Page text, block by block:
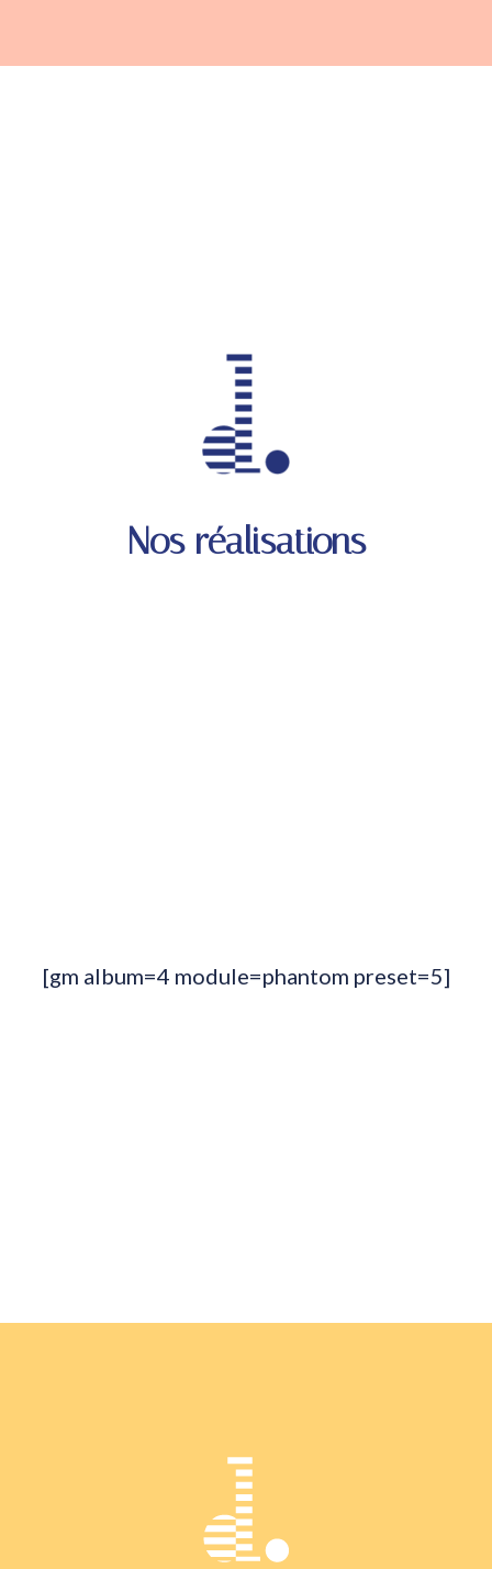
Nos réalisations
[gm album=4 module=phantom preset=5]